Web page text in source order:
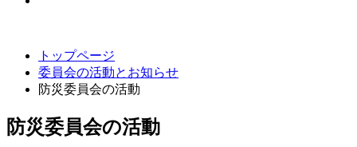
トップページ
委員会の活動とお知らせ
防災委員会の活動
防災委員会の活動